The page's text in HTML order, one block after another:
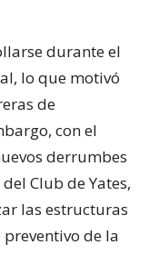
durante el
lo que motivó
de
con el
derrumbes
Club de Yates,
las estructuras
de la